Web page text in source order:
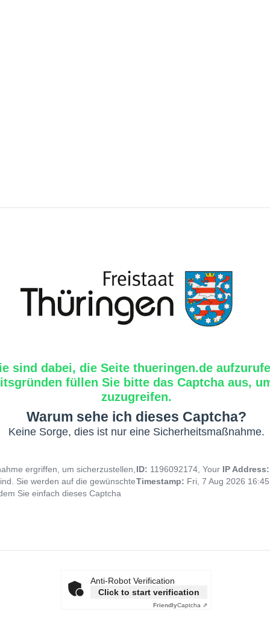
sind dabei, die Seite thueringen.de
füllen Sie bitte das Captcha aus,
zuzugreifen.
Warum sehe ich dieses Captcha?
Keine Sorge, dies ist nur eine Sicherheitsmaßnahme.
ergriffen, um sicherzustellen,
Sie werden auf die gewünschte
Sie einfach dieses Captcha
ID: 1196092174, Your IP
Timestamp: Fri, 7 Aug 2026
Anti-Robot Verification
Click to start verification
FriendlyCaptcha ⇗